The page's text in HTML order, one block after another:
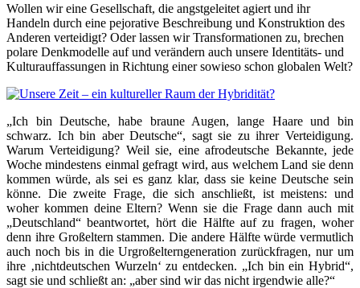
Wollen wir eine Gesellschaft, die angstgeleitet agiert und ihr
Handeln durch eine pejorative Beschreibung und Konstruktion des
Anderen verteidigt? Oder lassen wir Transformationen zu, brechen
polare Denkmodelle auf und verändern auch unsere Identitäts- und
Kulturauffassungen in Richtung einer sowieso schon globalen Welt?
„Ich bin Deutsche, habe braune Augen, lange Haare und bin
schwarz. Ich bin aber Deutsche“, sagt sie zu ihrer Verteidigung.
Warum Verteidigung? Weil sie, eine afrodeutsche Bekannte, jede
Woche mindestens einmal gefragt wird, aus welchem Land sie denn
kommen würde, als sei es ganz klar, dass sie keine Deutsche sein
könne. Die zweite Frage, die sich anschließt, ist meistens: und
woher kommen deine Eltern? Wenn sie die Frage dann auch mit
„Deutschland“ beantwortet, hört die Hälfte auf zu fragen, woher
denn ihre Großeltern stammen. Die andere Hälfte würde vermutlich
auch noch bis in die Urgroßelterngeneration zurückfragen, nur um
ihre ‚nichtdeutschen Wurzeln‘ zu entdecken. „Ich bin ein Hybrid“,
sagt sie und schließt an: „aber sind wir das nicht irgendwie alle?“